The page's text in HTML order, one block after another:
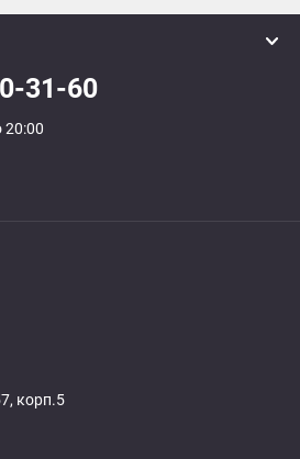
31-60
20:00
корп.5